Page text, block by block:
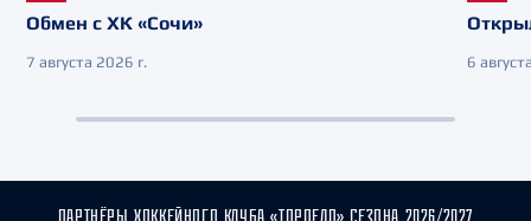
Обмен с ХК «Сочи»
7 августа 2026 г. 6
ПАРТНЁРЫ ХОККЕЙНОГО КЛУБА «ТОРПЕДО» СЕЗОНА 2026/2027